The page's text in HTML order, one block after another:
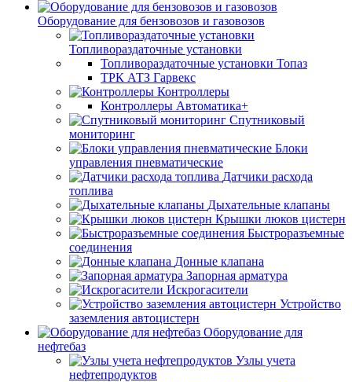
Оборудование для бензовозов и газовозов
Топливораздаточные установки
Топливораздаточные установки Топаз
ТРК АТЗ Гарвекс
Контроллеры
Контроллеры Автоматика+
Спутниковый
мониторинг
Блоки
управления пневматические
Датчики расхода
топлива
Дыхательные клапаны
Крышки люков цистерн
Быстроразъемные
соединения
Донные клапана
Запорная арматура
Искрогасители
Устройство
заземления автоцистерн
Оборудование для
нефтебаз
Узлы учета
нефтепродуктов